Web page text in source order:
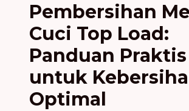
Pembersihan
Cuci Top Load:
Panduan Praktis
untuk
Optimal